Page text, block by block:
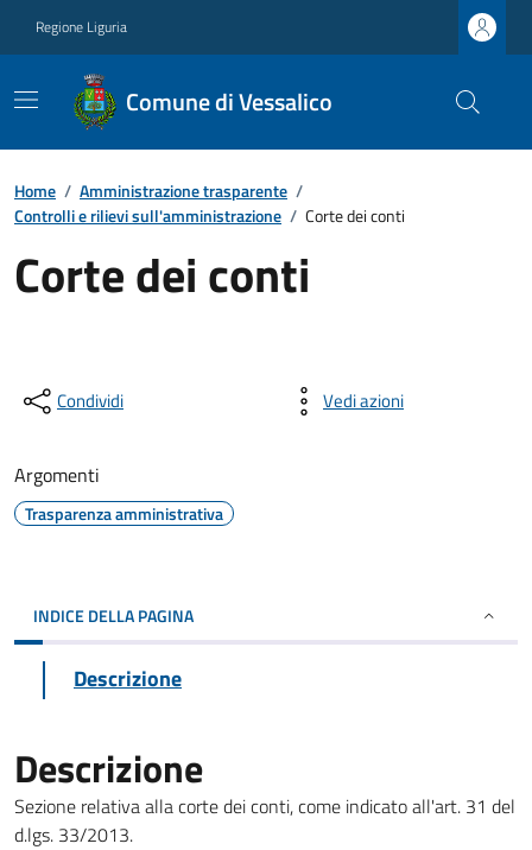
Regione Liguria
Comune di Vessalico
Home / Amministrazione trasparente /
Controlli e rilievi sull'amministrazione / Corte dei conti
Corte dei conti
Condividi Vedi azioni
Argomenti
Trasparenza amministrativa
INDICE DELLA PAGINA
Descrizione
Descrizione
Sezione relativa alla corte dei conti, come indicato all'art. 31 del
d.lgs. 33/2013.